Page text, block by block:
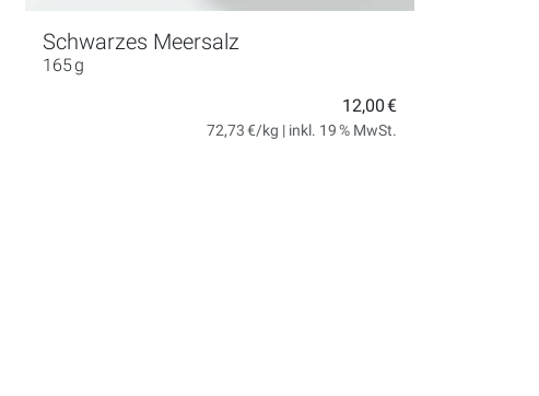
Schwarzes Meersalz
165 g
12,00 €
72,73 €/kg | inkl. 19 % MwSt.